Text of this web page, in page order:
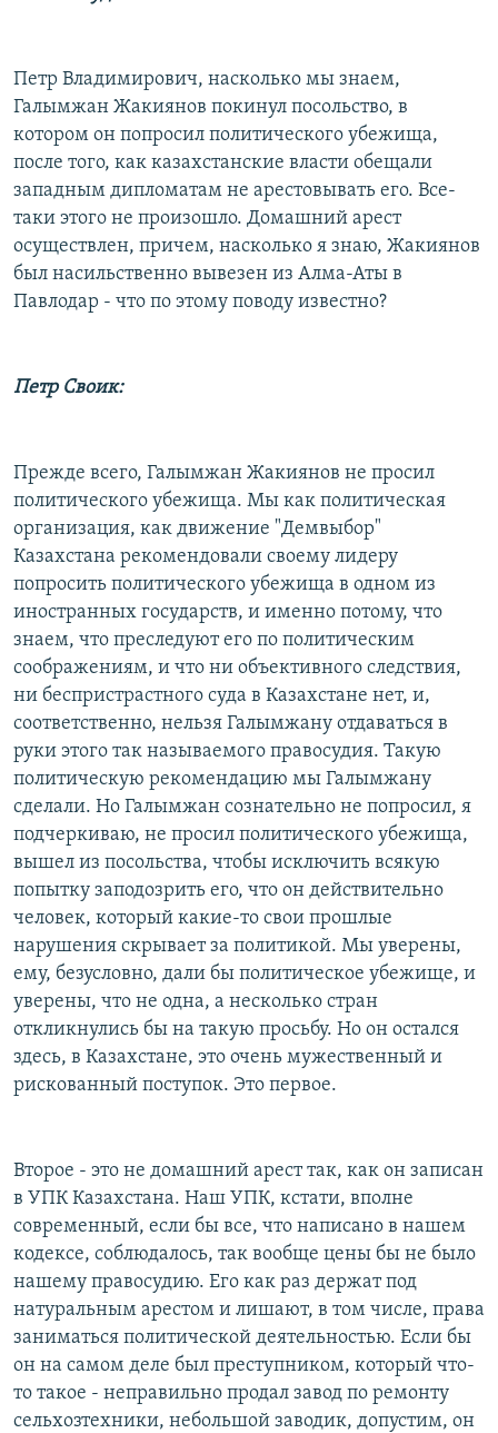
Петр Владимирович, насколько мы знаем,
Галымжан Жакиянов покинул посольство, в
котором он попросил политического убежища,
после того, как казахстанские власти обещали
западным дипломатам не арестовывать его. Все-
таки этого не произошло. Домашний арест
осуществлен, причем, насколько я знаю, Жакиянов
был насильственно вывезен из Алма-Аты в
Павлодар - что по этому поводу известно?
Петр Своик:
Прежде всего, Галымжан Жакиянов не просил
политического убежища. Мы как политическая
организация, как движение "Демвыбор"
Казахстана рекомендовали своему лидеру
попросить политического убежища в одном из
иностранных государств, и именно потому, что
знаем, что преследуют его по политическим
соображениям, и что ни объективного следствия,
ни беспристрастного суда в Казахстане нет, и,
соответственно, нельзя Галымжану отдаваться в
руки этого так называемого правосудия. Такую
политическую рекомендацию мы Галымжану
сделали. Но Галымжан сознательно не попросил, я
подчеркиваю, не просил политического убежища,
вышел из посольства, чтобы исключить всякую
попытку заподозрить его, что он действительно
человек, который какие-то свои прошлые
нарушения скрывает за политикой. Мы уверены,
ему, безусловно, дали бы политическое убежище, и
уверены, что не одна, а несколько стран
откликнулись бы на такую просьбу. Но он остался
здесь, в Казахстане, это очень мужественный и
рискованный поступок. Это первое.
Второе - это не домашний арест так, как он записан
в УПК Казахстана. Наш УПК, кстати, вполне
современный, если бы все, что написано в нашем
кодексе, соблюдалось, так вообще цены бы не было
нашему правосудию. Его как раз держат под
натуральным арестом и лишают, в том числе, права
заниматься политической деятельностью. Если бы
он на самом деле был преступником, который что-
то такое - неправильно продал завод по ремонту
сельхозтехники, небольшой заводик, допустим, он